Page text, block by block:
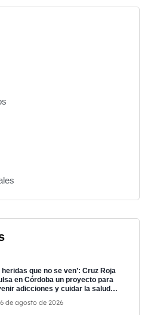
heridas que no se ven’: Cruz Roja
en Córdoba un proyecto para
adicciones y cuidar la salud
6 de agosto de 2026